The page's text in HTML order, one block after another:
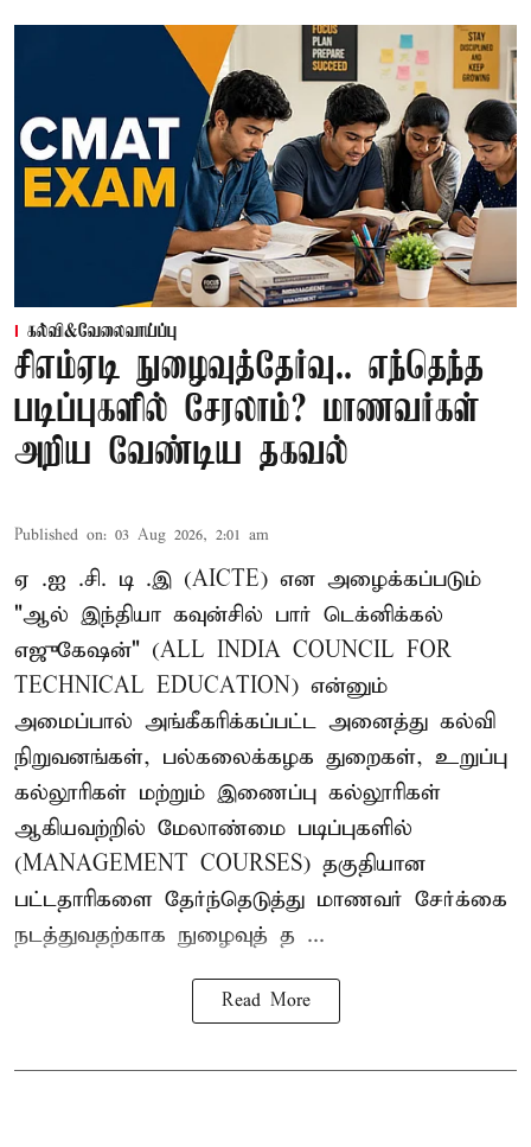
கல்வி&வேலைவாய்ப்பு
சிஎம்ஏடி நுழைவுத்தேர்வு.. எந்தெந்த
படிப்புகளில் சேரலாம்? மாணவர்கள்
அறிய வேண்டிய தகவல்
Published on: 03 Aug 2026, 2:01 am
ஏ .ஐ .சி. டி .இ (AICTE) என அழைக்கப்படும்
"ஆல் இந்தியா கவுன்சில் பார் டெக்னிக்கல்
எஜுகேஷன்" (ALL INDIA COUNCIL FOR
TECHNICAL EDUCATION) என்னும்
அமைப்பால் அங்கீகரிக்கப்பட்ட அனைத்து கல்வி
நிறுவனங்கள், பல்கலைக்கழக துறைகள், உறுப்பு
கல்லூரிகள் மற்றும் இணைப்பு கல்லூரிகள்
ஆகியவற்றில் மேலாண்மை படிப்புகளில்
(MANAGEMENT COURSES) தகுதியான
பட்டதாரிகளை தேர்ந்தெடுத்து மாணவர் சேர்க்கை
நடத்துவதற்காக நுழைவுத் த ...
Read More